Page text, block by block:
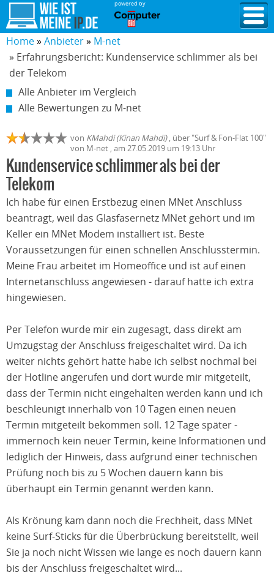
powered by
Home Anbieter
M-net
» Erfahrungsbericht: Kundenservice schlimmer als bei
der Telekom
Alle Anbieter im Vergleich
Alle Bewertungen zu M-net
von KMahdi (Kinan Mahdi), über "Surf & Fon-Flat 100"
von M-net , am 27.05.2019 um 19:13 Uhr
Kundenservice schlimmer als bei der
Telekom
Ich habe für einen Erstbezug einen MNet Anschluss
beantragt, weil das Glasfasernetz MNet gehört und im
Keller ein MNet Modem installiert ist. Beste
Voraussetzungen für einen schnellen Anschlusstermin.
Meine Frau arbeitet im Homeoffice und ist auf einen
Internetanschluss angewiesen - darauf hatte ich extra
hingewiesen.
Per Telefon wurde mir ein zugesagt, dass direkt am
Umzugstag der Anschluss freigeschaltet wird. Da ich
weiter nichts gehört hatte habe ich selbst nochmal bei
der Hotline angerufen und dort wurde mir mitgeteilt,
dass der Termin nicht eingehalten werden kann und ich
beschleunigt innerhalb von 10 Tagen einen neuen
Termin mitgeteilt bekommen soll. 12 Tage später -
immernoch kein neuer Termin, keine Informationen und
lediglich der Hinweis, dass aufgrund einer technischen
Prüfung noch bis zu 5 Wochen dauern kann bis
überhaupt ein Termin genannt werden kann.
Als Krönung kam dann noch die Frechheit, dass MNet
keine Surf-Sticks für die Überbrückung bereitstellt, weil
Sie ja noch nicht Wissen wie lange es noch dauern kann
bis der Anschluss freigeschaltet wird...